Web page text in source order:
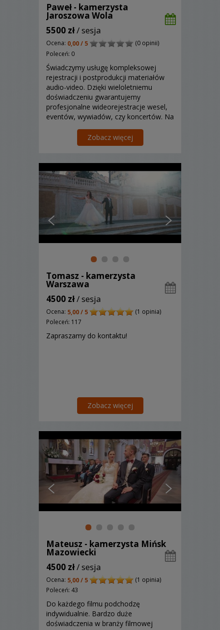
Paweł - kamerzysta
Jaroszowa Wola
5500 zł/ sesja
Ocena: 0,00 / 5
(0 opinii)
Poleceń: 0
Świadczymy usługę kompleksowej
rejestracji i postprodukcji materiałów
audio-video. Dzięki wieloletniemu
doświadczeniu gwarantujemy
profesjonalne wideorejestracje wesel,
eventów, wywiadów, czy koncertów. Na
Was, począwszy od pomysłu na jego
realizację,
Zobacz więcej
Tomasz - kamerzysta
Warszawa
4500 zł/ sesja
Ocena: 5,00 / 5
(1 opinia)
Poleceń: 117
Zapraszamy do kontaktu!
Zobacz więcej
Mateusz - kamerzysta Mińsk
Mazowiecki
4500 zł/ sesja
Ocena: 5,00 / 5
(1 opinia)
Poleceń: 43
Do każdego filmu podchodzę
indywidualnie. Bardzo duże
doświadczenia w branży filmowej